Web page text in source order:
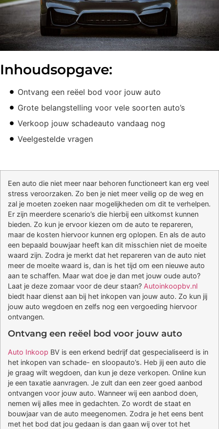
Inhoudsopgave:
Ontvang een reëel bod voor jouw auto
Grote belangstelling voor vele soorten auto’s
Verkoop jouw schadeauto vandaag nog
Veelgestelde vragen
Een auto die niet meer naar behoren functioneert kan erg veel
stress veroorzaken. Zo ben je niet meer veilig op de weg en
zal je moeten zoeken naar mogelijkheden om dit te verhelpen.
Er zijn meerdere scenario’s die hierbij een uitkomst kunnen
bieden. Zo kun je ervoor kiezen om de auto te repareren,
maar de kosten hiervoor kunnen erg oplopen. En als de auto
een bepaald bouwjaar heeft kan dit misschien niet de moeite
waard zijn. Zodra je merkt dat het repareren van de auto niet
meer de moeite waard is, dan is het tijd om een nieuwe auto
aan te schaffen. Maar wat doe je dan met jouw oude auto?
Laat je deze zomaar voor de deur staan? Autoinkoopbv.nl
biedt haar dienst aan bij het inkopen van jouw auto. Zo kun jij
jouw auto wegdoen en zelfs nog een vergoeding hiervoor
ontvangen.
Ontvang een reëel bod voor jouw auto
Auto Inkoop BV is een erkend bedrijf dat gespecialiseerd is in
het inkopen van schade- en sloopauto’s. Heb jij een auto die
je graag wilt wegdoen, dan kun je deze verkopen. Online kun
je een taxatie aanvragen. Je zult dan een zeer goed aanbod
ontvangen voor jouw auto. Wanneer wij een aanbod doen,
nemen wij alles mee in gedachten. Zo wordt de staat en
bouwjaar van de auto meegenomen. Zodra je het eens bent
met het bod dat jou gedaan is dan gaan wij over tot het